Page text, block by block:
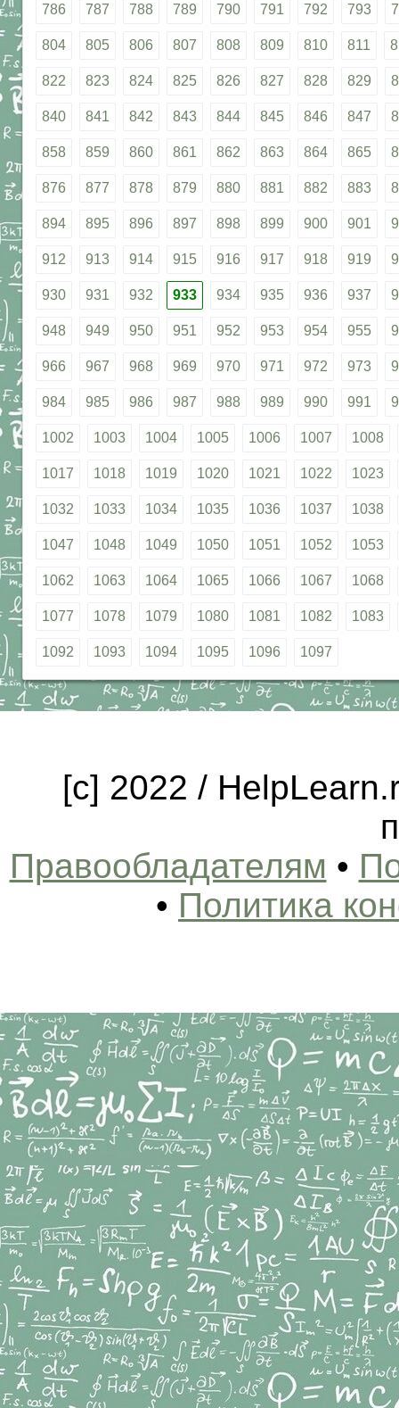
786 787 788 789 790 791 792 793
804 805 806 807 808 809 810 811
822 823 824 825 826 827 828 829
840 841 842 843 844 845 846 847
858 859 860 861 862 863 864 865
876 877 878 879 880 881 882 883
894 895 896 897 898 899 900 901
912 913 914 915 916 917 918 919
930 931 932 933 934 935 936 937
948 949 950 951 952 953 954 955
966 967 968 969 970 971 972 973
984 985 986 987 988 989 990 991
1002 1003 1004 1005 1006 1007 1008
1017 1018 1019 1020 1021 1022 1023
1032 1033 1034 1035 1036 1037 1038
1047 1048 1049 1050 1051 1052 1053
1062 1063 1064 1065 1066 1067 1068
1077 1078 1079 1080 1081 1082 1083
1092 1093 1094 1095 1096 1097
[c] 2022 /
Правообладателям •
• Политика